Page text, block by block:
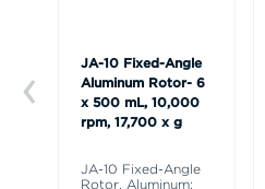
JA-10 Fixed-Angle
Aluminum Rotor- 6
x 500 mL, 10,000
rpm, 17,700 x g
JA-10 Fixed-Angle
Rotor, Aluminum;